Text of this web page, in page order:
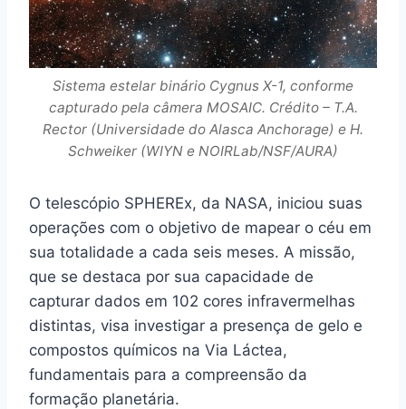
Sistema estelar binário Cygnus X-1, conforme
capturado pela câmera MOSAIC. Crédito – T.A.
Rector (Universidade do Alasca Anchorage) e H.
Schweiker (WIYN e NOIRLab/NSF/AURA)
O telescópio SPHEREx, da NASA, iniciou suas
operações com o objetivo de mapear o céu em
sua totalidade a cada seis meses. A missão,
que se destaca por sua capacidade de
capturar dados em 102 cores infravermelhas
distintas, visa investigar a presença de gelo e
compostos químicos na Via Láctea,
fundamentais para a compreensão da
formação planetária.